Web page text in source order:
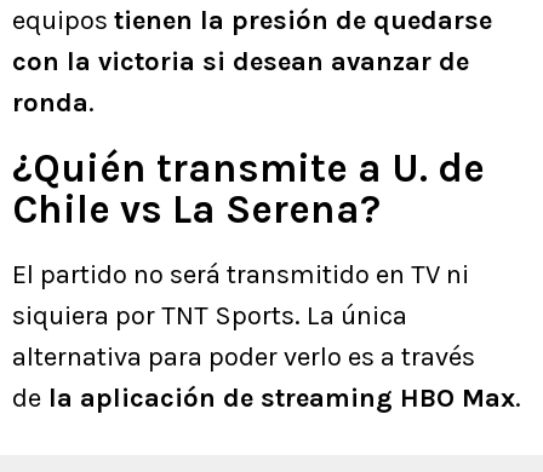
equipos tienen la presión de quedarse
con la victoria si desean avanzar de
ronda.
¿Quién transmite a U. de
Chile vs La Serena?
El partido no será transmitido en TV ni
siquiera por TNT Sports. La única
alternativa para poder verlo es a través
de la aplicación de streaming HBO Max.